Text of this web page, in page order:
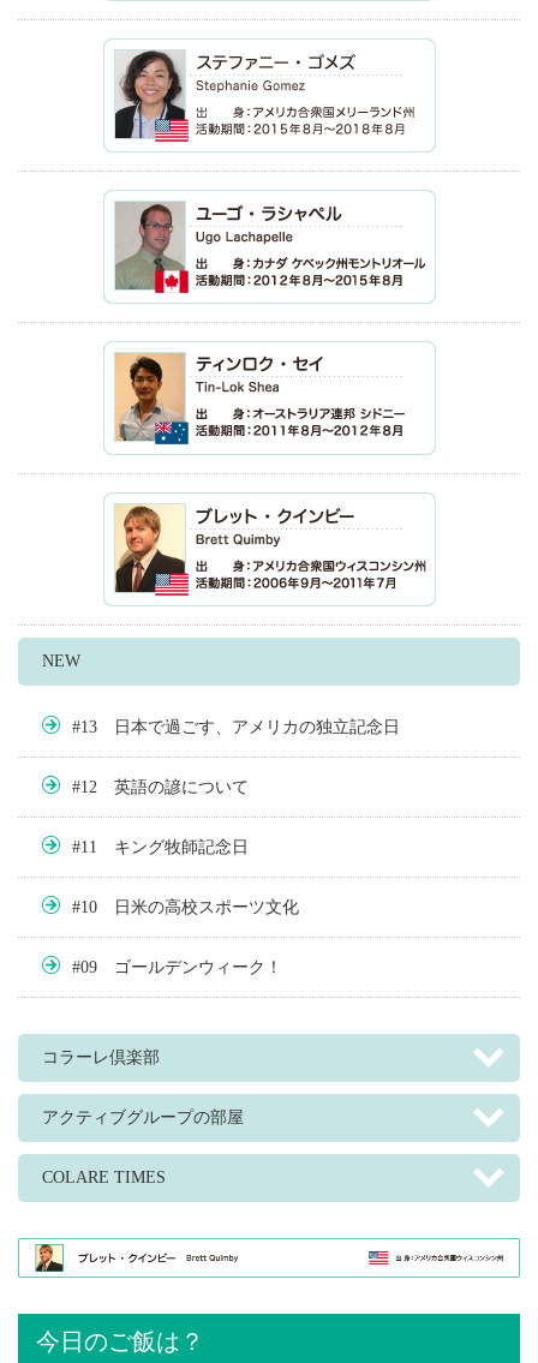
NEW
#13 日本で過ごす、アメリカの独立記念日
#12 英語の諺について
#11 キング牧師記念日
#10 日米の高校スポーツ文化
#09 ゴールデンウィーク！
コラーレ倶楽部
アクティブグループの部屋
COLARE TIMES
今日のご飯は？